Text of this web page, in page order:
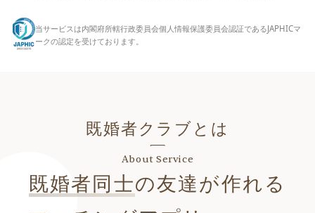
当サービスは内閣府所轄行政委員会個人情報保護委員会認証であるJAPHICマ
ークの認定を受けております。
既婚者クラブとは
About Service
既婚者同士の友達が作れる